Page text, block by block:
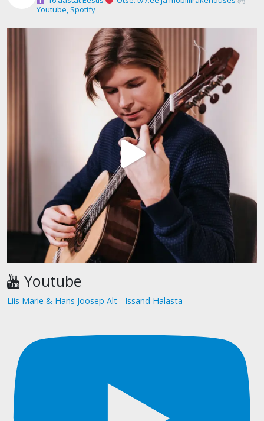
Youtube, Spotify
Youtube
Liis Marie & Hans Joosep Alt - Issand Halasta